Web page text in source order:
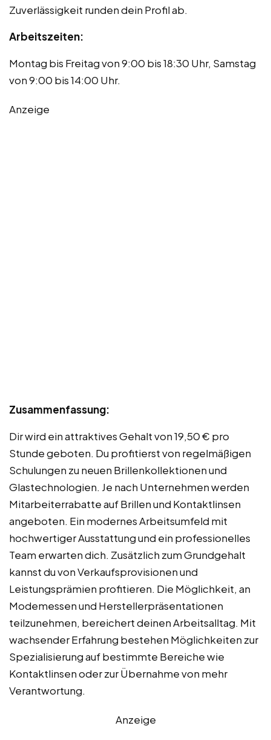
Zuverlässigkeit runden dein Profil ab.
Arbeitszeiten:
Montag bis Freitag von 9:00 bis 18:30 Uhr, Samstag
von 9:00 bis 14:00 Uhr.
Anzeige
Zusammenfassung:
Dir wird ein attraktives Gehalt von 19,50 € pro
Stunde geboten. Du profitierst von regelmäßigen
Schulungen zu neuen Brillenkollektionen und
Glastechnologien. Je nach Unternehmen werden
Mitarbeiterrabatte auf Brillen und Kontaktlinsen
angeboten. Ein modernes Arbeitsumfeld mit
hochwertiger Ausstattung und ein professionelles
Team erwarten dich. Zusätzlich zum Grundgehalt
kannst du von Verkaufsprovisionen und
Leistungsprämien profitieren. Die Möglichkeit, an
Modemessen und Herstellerpräsentationen
teilzunehmen, bereichert deinen Arbeitsalltag. Mit
wachsender Erfahrung bestehen Möglichkeiten zur
Spezialisierung auf bestimmte Bereiche wie
Kontaktlinsen oder zur Übernahme von mehr
Verantwortung.
Anzeige